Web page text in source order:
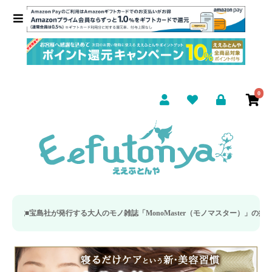
0
発行する大人のモノ雑誌「MonoMaster（モノマスター）」の疲労回復・睡眠